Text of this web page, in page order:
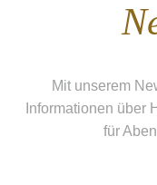
Mit unserem
Informationen über
für